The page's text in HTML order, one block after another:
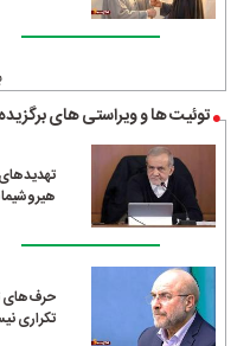
توئیت ها و ویراستی های برگزیده
حرف‌های
تکراری